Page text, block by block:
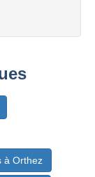
à Orthez